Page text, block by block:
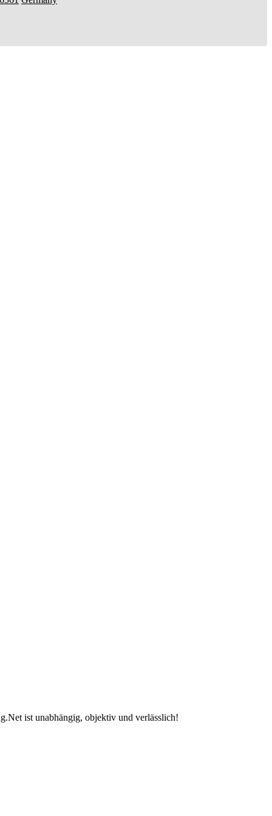
ist unabhängig, objektiv und verlässlich!